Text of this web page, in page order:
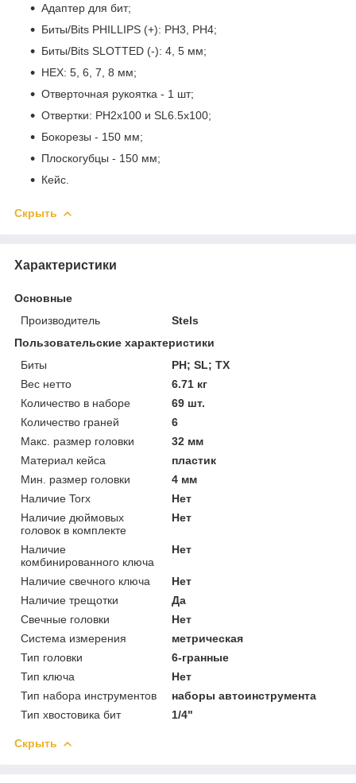
Адаптер для бит;
Биты/Bits PHILLIPS (+): PH3, PH4;
Биты/Bits SLOTTED (-): 4, 5 мм;
HEX: 5, 6, 7, 8 мм;
Отверточная рукоятка - 1 шт;
Отвертки: PH2x100 и SL6.5x100;
Бокорезы - 150 мм;
Плоскогубцы - 150 мм;
Кейс.
Скрыть
Характеристики
Основные
Производитель
Stels
Пользовательские характеристики
Биты
PH; SL; TX
Вес нетто
6.71 кг
Количество в наборе
69 шт.
Количество граней
6
Макс. размер головки
32 мм
Материал кейса
пластик
Мин. размер головки
4 мм
Наличие Torx
Нет
Наличие дюймовых
головок в комплекте
Нет
Наличие
комбинированного ключа
Нет
Наличие свечного ключа
Нет
Наличие трещотки
Да
Свечные головки
Нет
Система измерения
метрическая
Тип головки
6-гранные
Тип ключа
Нет
Тип набора инструментов
наборы автоинструмента
Тип хвостовика бит
1/4"
Скрыть